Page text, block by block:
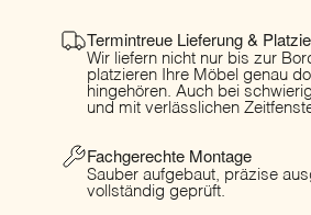
Termintreue Lieferung &
Wir liefern nicht nur bis zur
platzieren Ihre Möbel genau
hingehören. Auch bei
und mit verlässlichen
Fachgerechte Montage
Sauber aufgebaut, präzise
vollständig geprüft.